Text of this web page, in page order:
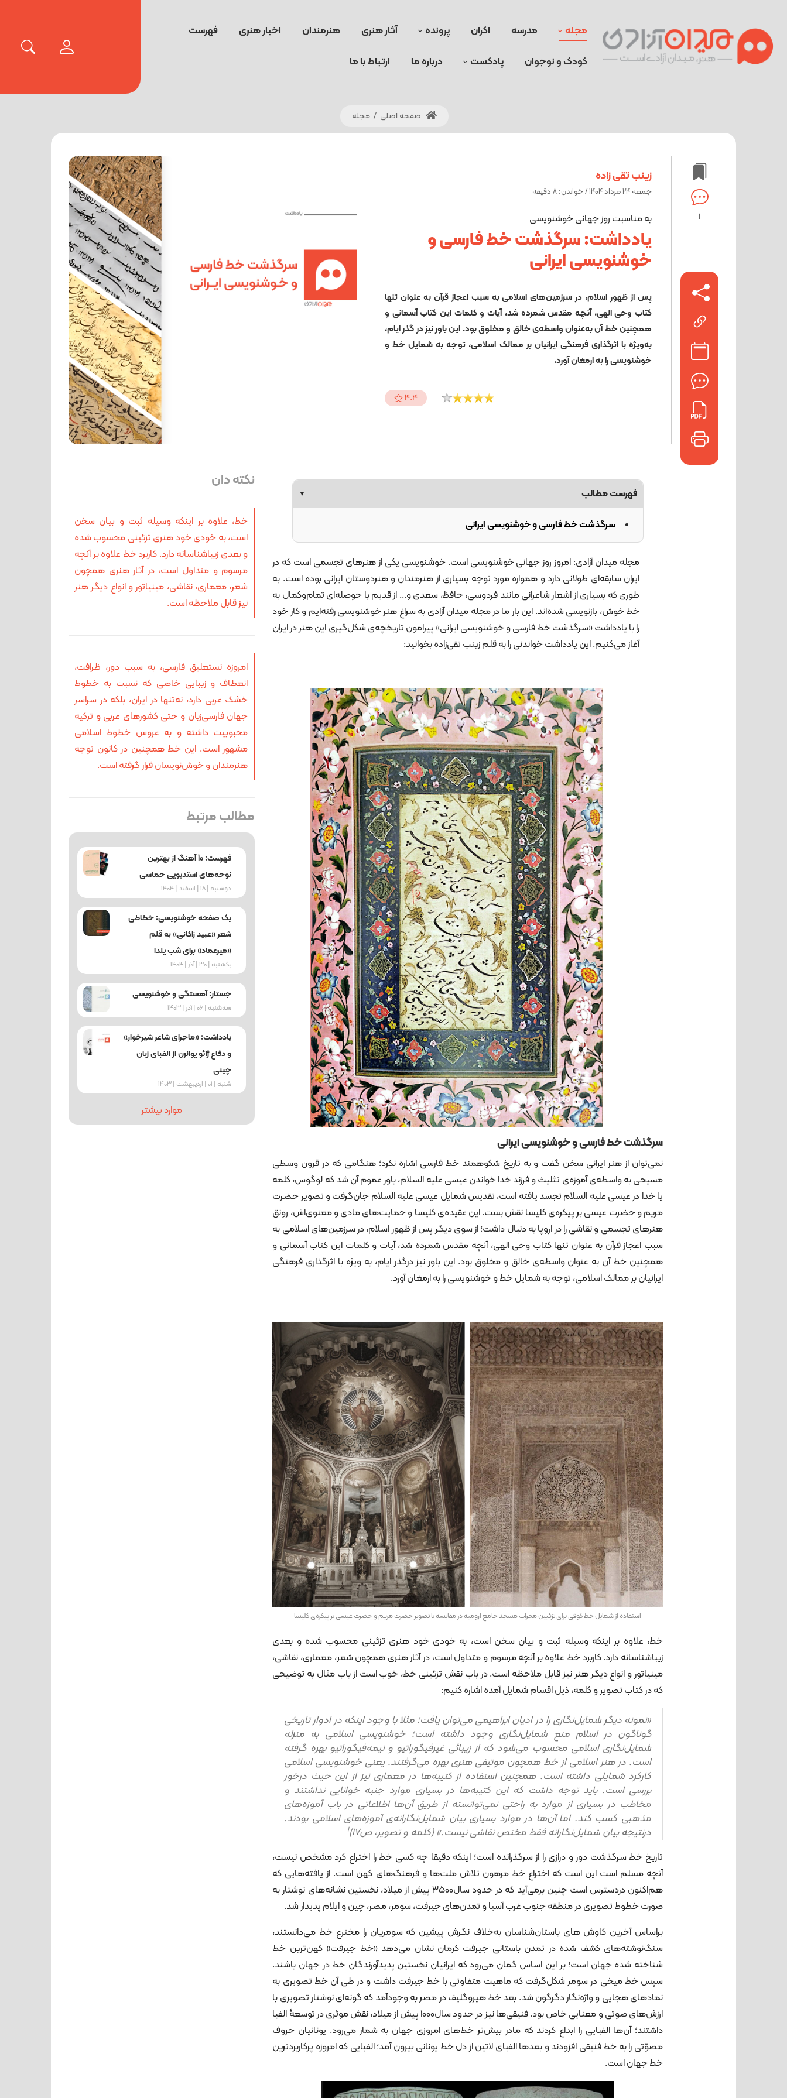
مجله مدرسه اکران پرونده آثار هنری هنرمندان اخبار هنری فهرست
کودک و نوجوان پادکست درباره ما ارتباط با ما
صفحه اصلی / مجله
1
زینب تقی زاده
جمعه 24 مرداد 1404 / خواندن: 8 دقیقه
به مناسبت روز جهانی خوشنویسی
یادداشت: سرگذشت خط فارسی و
خوشنویسی ایرانی
پس از ظهور اسلام، در سرزمین‌های اسلامی به سبب اعجاز قرآن به عنوان تنها
کتاب وحی الهی، آنچه مقدس شمرده شد، آیات و کلمات این کتاب آسمانی و
همچنین خط آن به‌عنوان واسطه‌ی خالق و مخلوق بود. این باور نیز در گذر ایام،
به‌ویژه با اثرگذاری فرهنگی ایرانیان بر ممالک اسلامی، توجه به شمایل خط و
خوشنویسی را به ارمغان آورد.
4.4
فهرست مطالب ▼
سرگذشت خط فارسی و خوشنویسی ایرانی
مجله میدان آزادی: امروز روز جهانی خوشنویسی است. خوشنویسی یکی از هنرهای تجسمی است که در
ایران سابقه‌ای طولانی دارد و همواره مورد توجه بسیاری از هنرمندان و هنردوستان ایرانی بوده است. به
طوری که بسیاری از اشعار شاعرانی مانند فردوسی، حافظ، سعدی و... از قدیم با حوصله‌ای تمام‌وکمال به
خط خوش، بازنویسی شده‌اند. این بار ما در مجله میدان آزادی به سراغ هنر خوشنویسی رفته‌ایم و کار خود
را با یادداشت «سرگذشت خط فارسی و خوشنویسی ایرانی» پیرامون تاریخچه‌ی شکل‌گیری این هنر در ایران
آغاز می‌کنیم. این یادداشت خواندنی را به قلم زینب تقی‌زاده بخوانید:
سرگذشت خط فارسی و خوشنویسی ایرانی
نمی‌توان از هنر ایرانی سخن گفت و به تاریخ شکوهمند خط فارسی اشاره نکرد؛ هنگامی که در قرون وسطی
مسیحی به واسطه‌ی آموزه‌ی تثلیث و فرزند خدا خواندن عیسی علیه السلام، باور عموم آن شد که لوگوس، کلمه
یا خدا در عیسی علیه السلام تجسد یافته است، تقدیس شمایل عیسی علیه السلام جان‌گرفت و تصویر حضرت
مریم و حضرت عیسی بر پیکره‌ی کلیسا نقش بست. این عقیده‌ی کلیسا و حمایت‌های مادی و معنوی‌اش، رونق
هنرهای تجسمی و نقاشی را در اروپا به دنبال داشت؛ از سوی دیگر پس از ظهور اسلام، در سرزمین‌های اسلامی به
سبب اعجاز قرآن به عنوان تنها کتاب وحی الهی، آنچه مقدس شمرده شد، آیات و کلمات این کتاب آسمانی و
همچنین خط آن به عنوان واسطه‌ی خالق و مخلوق بود. این باور نیز درگذر ایام، به ویژه با اثرگذاری فرهنگی
ایرانیان بر ممالک اسلامی، توجه به شمایل خط و خوشنویسی را به ارمغان آورد.
استفاده از شمایل خط کوفی برای تزئیین محراب مسجد جامع ارومیه در مقایسه با تصویر حضرت مریم و حضرت عیسی بر پیکره‌ی کلیسا
خط، علاوه بر اینکه وسیله ثبت و بیان سخن است، به خودی خود هنری تزئینی محسوب شده و بعدی
زیباشناسانه دارد. کاربرد خط علاوه بر آنچه مرسوم و متداول است، در آثار هنری همچون شعر، معماری، نقاشی،
مینیاتور و انواع دیگر هنر نیز قابل ملاحظه است. در باب نقش تزئینی خط، خوب است از باب مثال به توضیحی
که در کتاب تصویر و کلمه، ذیل اقسام شمایل آمده اشاره کنیم:
«نمونه دیگر شمایل‌نگاری را در ادیان ابراهیمی می‌توان یافت؛ مثلا با وجود اینکه در ادوار تاریخی
گوناگون در اسلام منع شمایل‌نگاری وجود داشته است؛ خوشنویسی اسلامی به منزله
شمایل‌نگاری اسلامی محسوب می‌شود که از زیبائی غیرفیگوراتیو و نیمه‌فیگوراتیو بهره گرفته
است. در هنر اسلامی از خط همچون موتیفی هنری بهره می‌گرفتند. یعنی خوشنویسی اسلامی
کارکرد شمایلی داشته است. همچنین استفاده از کتیبه‌ها در معماری نیز از این حیث درخور
بررسی است. باید توجه داشت که این کتیبه‌ها در بسیاری موارد جنبه خوانایی نداشتند و
مخاطب در بسیاری از موارد به راحتی نمی‌توانسته از طریق آن‌ها اطلاعاتی در باب آموزه‌های
مذهبی کسب کند. اما آن‌ها در موارد بسیاری بیان شمایل‌نگارانه‌ی آموزه‌های اسلامی بودند.
درنتیجه بیان شمایل‌نگارانه فقط مختص نقاشی نیست.» (کلمه و تصویر، ص17)
1
تاریخ خط سرگذشت دور و درازی را از سرگذرانده است؛ اینکه دقیقا چه کسی خط را اختراع کرد مشخص نیست،
آنچه مسلم است این است که اختراع خط مرهون تلاش ملت‌ها و فرهنگ‌های کهن است. از یافته‌هایی که
هم‌اکنون دردسترس است چنین برمی‌آید که در حدود سال۳۵۰۰ پیش از میلاد، نخستین نشانه‌های نوشتار به
صورت خطوط تصویری در منطقه جنوب غرب آسیا و تمدن‌های جیرفت، سومر، مصر، چین و ایلام پدیدار شد.
براساس آخرین کاوش های باستان‌شناسان به‌خلاف نگرش پیشین که سومریان را مخترع خط می‌دانستند،
سنگ‌نوشته‌های کشف شده در تمدن باستانی جیرفت کرمان نشان می‌دهد «خط جیرفت» کهن‌ترین خط
شناخته شده جهان است؛ بر این اساس گمان می‌رود که ایرانیان نخستین پدیدآورندگان خط در جهان باشند.
سپس خط میخی در سومر شکل‌گرفت که ماهیت متفاوتی با خط جیرفت داشت و در طی آن خط تصویری به
نمادهای هجایی و واژه‌نگار دگرگون شد. بعد خط هیروگلیف در مصر به وجودآمد که گونه‌ای نوشتار تصویری با
ارزش‌های صوتی و معنایی خاص بود. فنیقی‌ها نیز در حدود سال۱۰۰۰ پیش از میلاد، نقش موثری در توسعۀ الفبا
داشتند؛ آن‌ها الفبایی را ابداع کردند که مادر بیش‌تر خط‌های امروزی جهان به شمار می‌رود. یونانیان حروف
مصوّتی را به خط فنیقی افزودند و بعدها الفبای لاتین از دل خط یونانی بیرون آمد؛ الفبایی که امروزه پرکاربردترین
خط جهان است.
نکته دان
خط، علاوه بر اینکه وسیله ثبت و بیان سخن
است، به خودی خود هنری تزئینی محسوب شده
و بعدی زیباشناسانه دارد. کاربرد خط علاوه بر آنچه
مرسوم و متداول است، در آثار هنری همچون
شعر، معماری، نقاشی، مینیاتور و انواع دیگر هنر
نیز قابل ملاحظه است.
امروزه نستعلیق فارسی، به سبب دور، ظرافت،
انعطاف و زیبایی خاصی که نسبت به خطوط
خشک عربی دارد، نه‌تنها در ایران، بلکه در سراسر
جهان فارسی‌زبان و حتی کشورهای عربی و ترکیه
محبوبیت داشته و به عروس خطوط اسلامی
مشهور است. این خط همچنین در کانون توجه
هنرمندان و خوش‌نویسان قرار گرفته است.
مطالب مرتبط
فهرست: 10 آهنگ از بهترین
نوحه‌های استدیویی حماسی
دوشنبه | 18 | اسفند | 1404
یک صفحه خوشنویسی: خطاطی
شعر «عبید زاکانی» به قلم
«میرعماد» برای شب یلدا
یکشنبه | 30 | آذر | 1404
جستار: آهستگی و خوشنویسی
ﺳﻪشنبه | 06 | آذر | 1403
یادداشت: «ماجرای شاعر شیرخوار»
و دفاع ژائو یوانرن از الفبای زبان
چینی
شنبه | 01 | اردیبهشت | 1403
موارد بیشتر